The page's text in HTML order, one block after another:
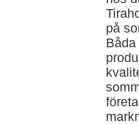
på